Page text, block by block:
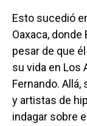
Esto sucedió
Oaxaca,
pesar de que
su vida en Los
Fernando.
y artistas de
indagar sobre